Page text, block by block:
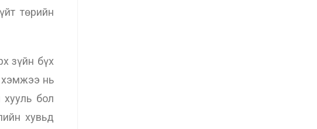
төрийн
зүйн бүх
хэмжээ нь
хууль бол
хувьд